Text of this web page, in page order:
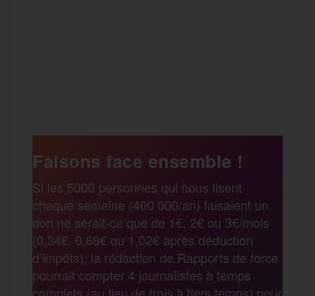
b
o
o
t
e
r
l
s
a
g
e
r
t
a
g
Faisons face ensemble !
Si les 5000 personnes qui nous lisent
chaque semaine (400 000/an) faisaient un
don ne serait-ce que de 1€, 2€ ou 3€/mois
(0,34€, 0,68€ ou 1,02€ après déduction
d’impôts), la rédaction de Rapports de force
pourrait compter 4 journalistes à temps
complets (au lieu de trois à tiers temps) pour